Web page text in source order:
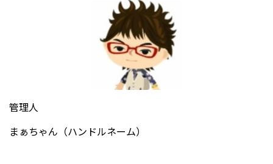
管理人
まぁちゃん（ハンドルネーム）